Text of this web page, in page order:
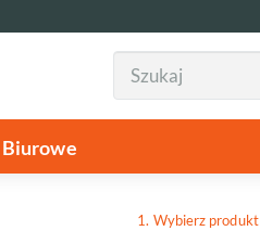
Biurowe
1. Wybierz produkt